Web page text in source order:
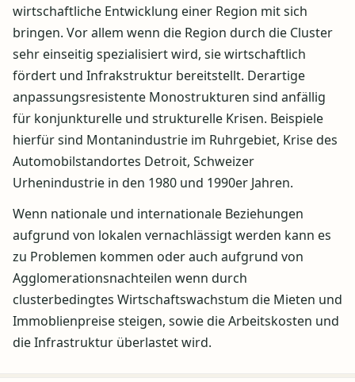
wirtschaftliche Entwicklung einer Region mit sich
bringen. Vor allem wenn die Region durch die Cluster
sehr einseitig spezialisiert wird, sie wirtschaftlich
fördert und Infrakstruktur bereitstellt. Derartige
anpassungsresistente Monostrukturen sind anfällig
für konjunkturelle und strukturelle Krisen. Beispiele
hierfür sind Montanindustrie im Ruhrgebiet, Krise des
Automobilstandortes Detroit, Schweizer
Urhenindustrie in den 1980 und 1990er Jahren.
Wenn nationale und internationale Beziehungen
aufgrund von lokalen vernachlässigt werden kann es
zu Problemen kommen oder auch aufgrund von
Agglomerationsnachteilen wenn durch
clusterbedingtes Wirtschaftswachstum die Mieten und
Immoblienpreise steigen, sowie die Arbeitskosten und
die Infrastruktur überlastet wird.